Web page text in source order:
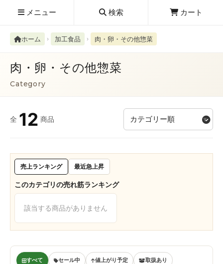
メニュー 検索 カート
検索履歴
ホーム 加工食品 肉・卵・その他惣菜
肉・卵・その他惣菜
Category
全 12 商品
このカテゴリの売れ筋ランキング
売上ランキング 最近急上昇
該当する商品がありません
すべて セール中 値上がり予定 取扱あり